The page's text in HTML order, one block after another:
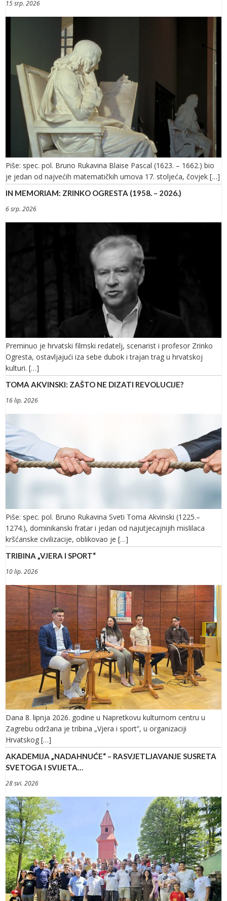
15 srp. 2026
Piše: spec. pol. Bruno Rukavina Blaise Pascal (1623. – 1662.) bio
je jedan od najvećih matematičkih umova 17. stoljeća, čovjek […]
IN MEMORIAM: ZRINKO OGRESTA (1958. – 2026.)
6 srp. 2026
Preminuo je hrvatski filmski redatelj, scenarist i profesor Zrinko
Ogresta, ostavljajući iza sebe dubok i trajan trag u hrvatskoj
kulturi. […]
TOMA AKVINSKI: ZAŠTO NE DIZATI REVOLUCIJE?
16 lip. 2026
Piše: spec. pol. Bruno Rukavina Sveti Toma Akvinski (1225.–
1274.), dominikanski fratar i jedan od najutjecajnijih mislilaca
kršćanske civilizacije, oblikovao je […]
TRIBINA „VJERA I SPORT“
10 lip. 2026
Dana 8. lipnja 2026. godine u Napretkovu kulturnom centru u
Zagrebu održana je tribina „Vjera i sport”, u organizaciji
Hrvatskog […]
AKADEMIJA „NADAHNUĆE“ – RASVJETLJAVANJE SUSRETA
SVETOGA I SVIJETA…
28 svi. 2026